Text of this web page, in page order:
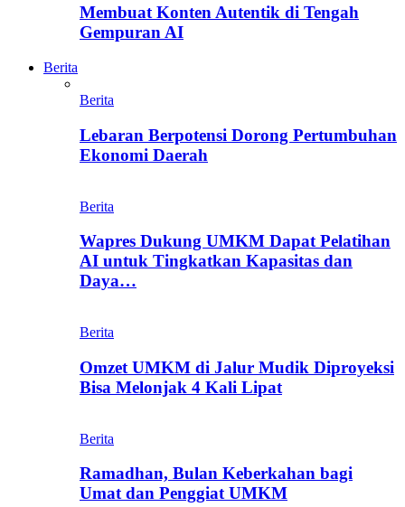
Membuat Konten Autentik di Tengah
Gempuran AI
Berita
Berita
Lebaran Berpotensi Dorong Pertumbuhan
Ekonomi Daerah
Berita
Wapres Dukung UMKM Dapat Pelatihan
AI untuk Tingkatkan Kapasitas dan
Daya…
Berita
Omzet UMKM di Jalur Mudik Diproyeksi
Bisa Melonjak 4 Kali Lipat
Berita
Ramadhan, Bulan Keberkahan bagi
Umat dan Penggiat UMKM